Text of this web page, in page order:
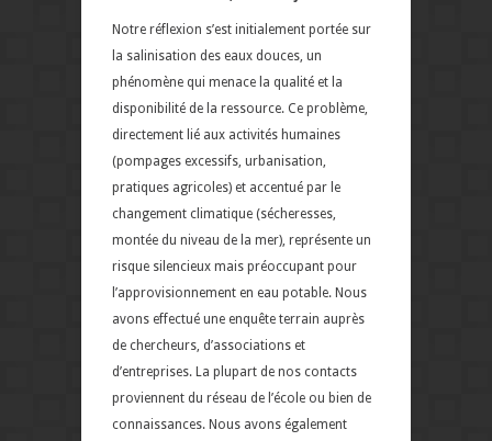
Notre réflexion s’est initialement portée sur
la salinisation des eaux douces, un
phénomène qui menace la qualité et la
disponibilité de la ressource. Ce problème,
directement lié aux activités humaines
(pompages excessifs, urbanisation,
pratiques agricoles) et accentué par le
changement climatique (sécheresses,
montée du niveau de la mer), représente un
risque silencieux mais préoccupant pour
l’approvisionnement en eau potable. Nous
avons effectué une enquête terrain auprès
de chercheurs, d’associations et
d’entreprises. La plupart de nos contacts
proviennent du réseau de l’école ou bien de
connaissances. Nous avons également